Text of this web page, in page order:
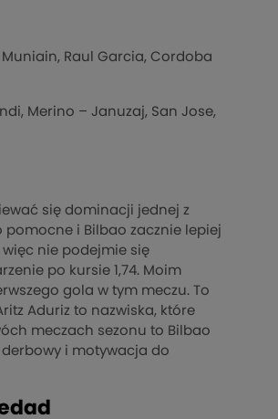
Raul Garcia, Cordoba
Merino – Januzaj, San Jose,
się dominacji jednej z
pomocne i Bilbao zacznie lepiej
nie podejmie się
po kursie 1,74. Moim
gola w tym meczu. To
Aduriz to nazwiska, które
meczach sezonu to Bilbao
derbowy i motywacja do